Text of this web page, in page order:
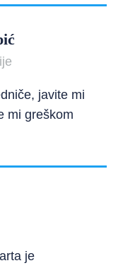
javite mi
mi greškom
je